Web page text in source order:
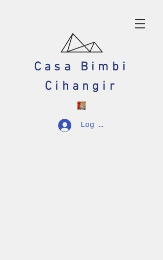
Casa Bimbi
Cihangir
Log In